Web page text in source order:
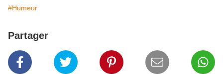
#Humeur
Partager